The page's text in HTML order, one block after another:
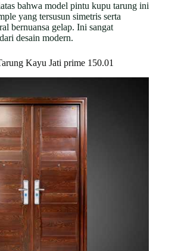
bahwa model pintu kupu tarung ini
yang tersusun simetris serta
bernuansa gelap. Ini sangat
desain modern.
Kayu Jati prime 150.01